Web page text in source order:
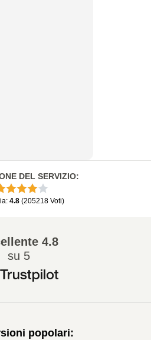
DEL SERVIZIO:
: 4.8 (205218 Voti)
4.8
su 5
popolari: